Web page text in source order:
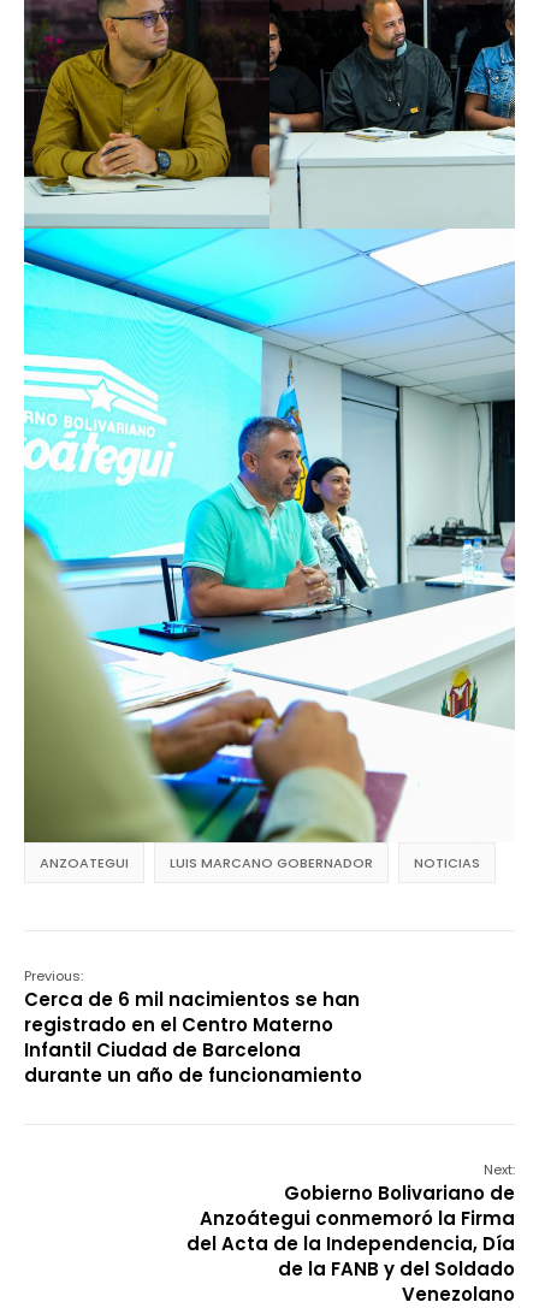
ANZOATEGUI LUIS MARCANO GOBERNADOR NOTICIAS
Previous:
Cerca de 6 mil nacimientos se han
registrado en el Centro Materno
Infantil Ciudad de Barcelona
durante un año de funcionamiento
Next:
Gobierno Bolivariano de
Anzoátegui conmemoró la Firma
del Acta de la Independencia, Día
de la FANB y del Soldado
Venezolano